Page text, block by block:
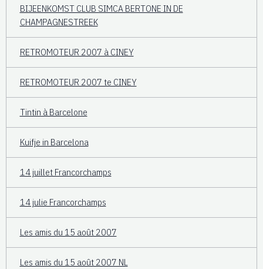
BIJEENKOMST CLUB SIMCA BERTONE IN DE
CHAMPAGNESTREEK
RETROMOTEUR 2007 à CINEY
RETROMOTEUR 2007 te CINEY
Tintin à Barcelone
Kuifje in Barcelona
14 juillet Francorchamps
14 julie Francorchamps
Les amis du 15 août 2007
Les amis du 15 août 2007 NL